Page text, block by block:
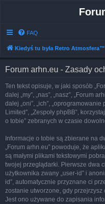
FAQ
Kiedyś tu była Retro Atmosfera™
Forum arhn.eu - Zasady
Ten tekst opisuje, w jaki sposób
dalej „my”, „nas”, „nasz”, „Forum
dalej „oni”, „ich”, „oprogramowanie
Limited”, „Zespoły phpBB”,
o tobie” zebranych w czasie
Informacje o tobie są zbierane na
„Forum arhn.eu” powoduje, że
są małymi plikami tekstowymi
twojej przeglądarki. Pierwsze dwa
użytkownika zwany „user-id” i
id”, automatycznie przyznane ci
zostanie utworzone, gdy przejrzysz
Jest ono używane do zapisania